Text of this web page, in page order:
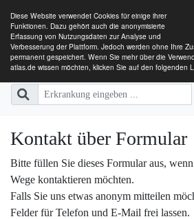
Diese Website verwendet Cookies für einige ihrer
Funktionen. Dazu gehört auch die anonymisierte
Erfassung von Nutzungsdaten zur Analyse und
Verbesserung der Plattform. Jedoch werden ohne Ihre
permanent gespeichert. Wenn Sie mehr über die
atlas.de wissen möchten, klicken Sie auf den folgenden
SE-ATLAS
Versorgungsatlas für
Kontakt über Formular
Bitte füllen Sie dieses Formular aus,
Wege kontaktieren möchten.
Falls Sie uns etwas anonym mitteilen
Felder für Telefon und E-Mail frei lassen.